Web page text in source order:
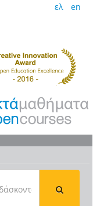
ελ en